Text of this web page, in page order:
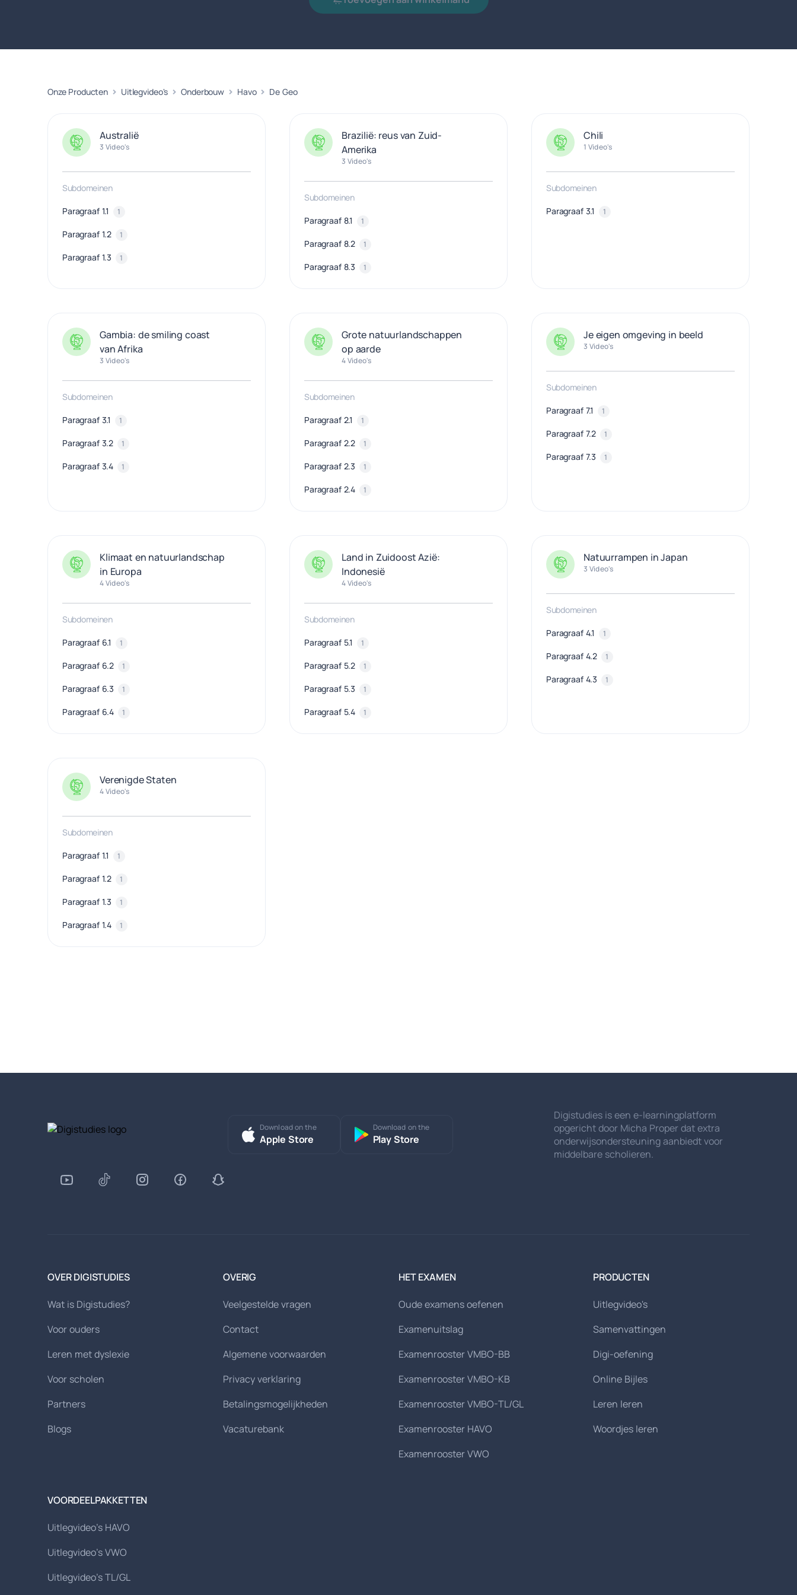
Onze Producten Uitlegvideo's Onderbouw Havo De Geo
Australië
3 Video's
Subdomeinen
Paragraaf 1.1 1
Paragraaf 1.2 1
Paragraaf 1.3 1
Brazilië: reus van Zuid-
Amerika
3 Video's
Subdomeinen
Paragraaf 8.1 1
Paragraaf 8.2 1
Paragraaf 8.3 1
Chili
1 Video's
Subdomeinen
Paragraaf 3.1 1
Gambia: de smiling coast
van Afrika
3 Video's
Subdomeinen
Paragraaf 3.1 1
Paragraaf 3.2 1
Paragraaf 3.4 1
Grote natuurlandschappen
op aarde
4 Video's
Subdomeinen
Paragraaf 2.1 1
Paragraaf 2.2 1
Paragraaf 2.3 1
Paragraaf 2.4 1
Je eigen omgeving in beeld
3 Video's
Subdomeinen
Paragraaf 7.1 1
Paragraaf 7.2 1
Paragraaf 7.3 1
Klimaat en natuurlandschap
in Europa
4 Video's
Subdomeinen
Paragraaf 6.1 1
Paragraaf 6.2 1
Paragraaf 6.3 1
Paragraaf 6.4 1
Land in Zuidoost Azië:
Indonesië
4 Video's
Subdomeinen
Paragraaf 5.1 1
Paragraaf 5.2 1
Paragraaf 5.3 1
Paragraaf 5.4 1
Natuurrampen in Japan
3 Video's
Subdomeinen
Paragraaf 4.1 1
Paragraaf 4.2 1
Paragraaf 4.3 1
Verenigde Staten
4 Video's
Subdomeinen
Paragraaf 1.1 1
Paragraaf 1.2 1
Paragraaf 1.3 1
Paragraaf 1.4 1
Download on the
Apple Store
Download on the
Play Store
Digistudies is een e-learningplatform
opgericht door Micha Proper dat extra
onderwijsondersteuning aanbiedt voor
middelbare scholieren.
OVER DIGISTUDIES
Wat is Digistudies?
Voor ouders
Leren met dyslexie
Voor scholen
Partners
Blogs
OVERIG
Veelgestelde vragen
Contact
Algemene voorwaarden
Privacy verklaring
Betalingsmogelijkheden
Vacaturebank
HET EXAMEN
Oude examens oefenen
Examenuitslag
Examenrooster VMBO-BB
Examenrooster VMBO-KB
Examenrooster VMBO-TL/GL
Examenrooster HAVO
Examenrooster VWO
PRODUCTEN
Uitlegvideo's
Samenvattingen
Digi-oefening
Online Bijles
Leren leren
Woordjes leren
VOORDEELPAKKETTEN
Uitlegvideo's HAVO
Uitlegvideo's VWO
Uitlegvideo's TL/GL